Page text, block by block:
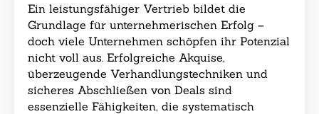
Ein leistungsfähiger Vertrieb bildet die
Grundlage für unternehmerischen Erfolg –
doch viele Unternehmen schöpfen ihr Potenzial
nicht voll aus. Erfolgreiche Akquise,
überzeugende Verhandlungstechniken und
sicheres Abschließen von Deals sind
essenzielle Fähigkeiten, die systematisch